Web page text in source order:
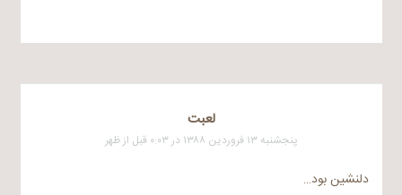
لعبت
پنجشنبه ۱۳ فروردین ۱۳۸۸ در ۰:۰۳ قبل از ظهر
دلنشین بود…